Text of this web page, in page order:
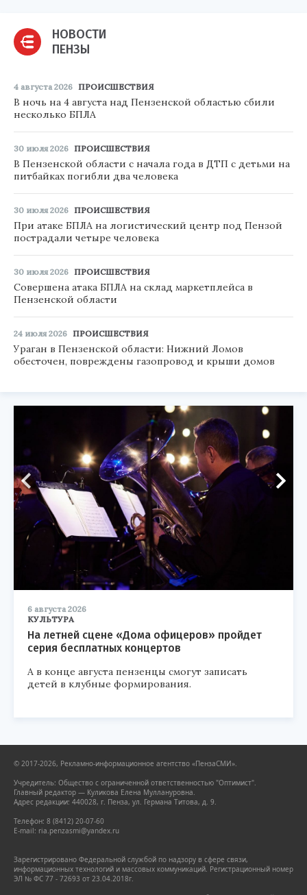
НОВОСТИ
ПЕНЗЫ
4 августа 2026 ПРОИСШЕСТВИЯ
В ночь на 4 августа над Пензенской областью сбили
несколько БПЛА
30 июля 2026 ПРОИСШЕСТВИЯ
В Пензенской области с начала года в ДТП с детьми на
питбайках погибли два человека
30 июля 2026 ПРОИСШЕСТВИЯ
При атаке БПЛА на логистический центр под Пензой
пострадали четыре человека
30 июля 2026 ПРОИСШЕСТВИЯ
Совершена атака БПЛА на склад маркетплейса в
Пензенской области
24 июля 2026 ПРОИСШЕСТВИЯ
Ураган в Пензенской области: Нижний Ломов
обесточен, повреждены газопровод и крыши домов
6 августа 2026
КУЛЬТУРА
На летней сцене «Дома офицеров» пройдет
серия бесплатных концертов
А в конце августа пензенцы смогут записать
детей в клубные формирования.
© 2017-2026, Рекламно-информационное агентство «ПензаСМИ».
Учредитель: Общество с ограниченной ответственностью "Оптимист".
Главный редактор — Куликова Елена Муллануровна.
Адрес редакции: 440028, г. Пенза, ул. Германа Титова, д. 9.
Телефон: 8 (8412) 20-07-60
E-mail: ria.penzasmi@yandex.ru
Зарегистрировано Федеральной службой по надзору в сфере связи,
информационных технологий и массовых коммуникаций. Регистрационный номер
ЭЛ № ФС 77 - 72693 от 23.04.2018г.